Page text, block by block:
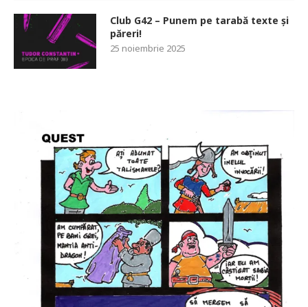
Club G42 – Punem pe tarabă texte și
păreri!
25 noiembrie 2025